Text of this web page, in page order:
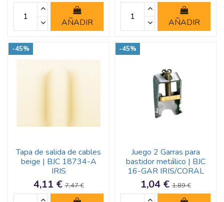
AÑADIR AÑADIR
-45%
Tapa de salida de cables
beige | BJC 18734-A
IRIS
4,11 €7,47 €
-45%
Juego 2 Garras para
bastidor metálico | BJC
16-GAR IRIS/CORAL
1,04 €1,89 €